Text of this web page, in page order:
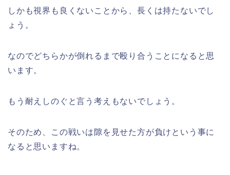
しかも視界も良くないことから、長くは持たないでし
ょう。
なのでどちらかが倒れるまで殴り合うことになると思
います。
もう耐えしのぐと言う考えもないでしょう。
そのため、この戦いは隙を見せた方が負けという事に
なると思いますね。